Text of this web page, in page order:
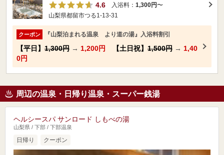
4.6
入浴料： 1,300円〜
山梨県都留市つる1-13-31
クーポン 『山梨泊まれる温泉 より道の湯』入浴料割引
【平日】 1,300円 → 1,200円 【土日祝】 1,500円 → 1,40
0円
周辺の温泉・日帰り温泉・スーパー銭湯
ヘルシースパ サンロード しもべの湯
山梨県 / 下部 / 下部温泉
日帰り クーポン